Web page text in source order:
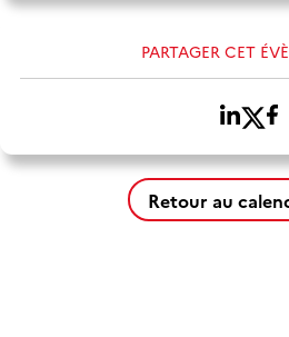
PARTAGER CET
Retour au